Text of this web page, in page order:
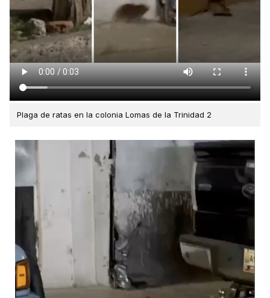
Plaga de ratas en la colonia Lomas de la Trinidad 2